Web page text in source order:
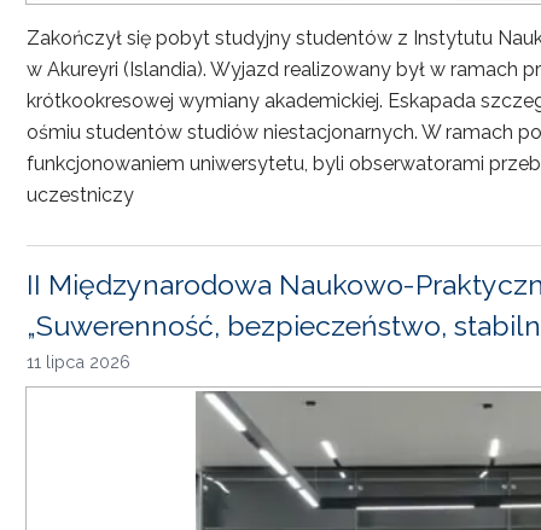
Zakończył się pobyt studyjny studentów z Instytutu
w Akureyri (Islandia). Wyjazd realizowany był w ramach
krótkookresowej wymiany akademickiej. Eskapada
ośmiu studentów studiów niestacjonarnych. W ramach
funkcjonowaniem uniwersytetu, byli obserwatorami
uczestniczy
II Międzynarodowa Naukowo-
„Suwerenność, bezpieczeństwo,
11 lipca 2026